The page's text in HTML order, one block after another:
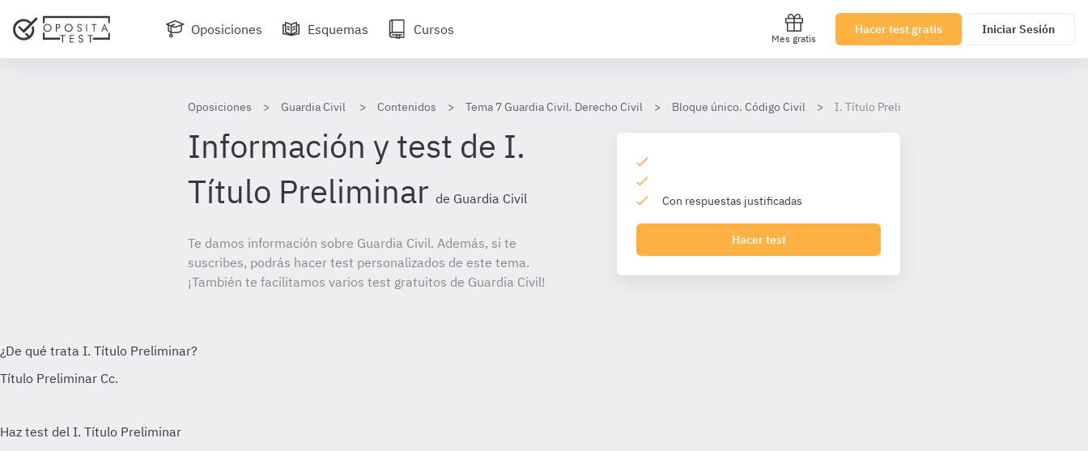
Oposiciones Esquemas Cursos
Mes gratis
Hacer test gratis Iniciar Sesión
Oposiciones Guardia Civil Contenidos Tema 7 Guardia Civil. Derecho Civil Bloque único. Código Civil I. Título Preliminar
Información y test de I.
Título Preliminar de Guardia Civil
Te damos información sobre Guardia Civil. Además, si te
suscribes, podrás hacer test personalizados de este tema.
¡También te facilitamos varios test gratuitos de Guardia Civil!
Con respuestas justificadas
Hacer test